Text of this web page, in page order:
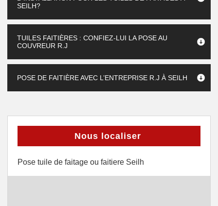
SEILH?
TUILES FAITIÈRES : CONFIEZ-LUI LA POSE AU
COUVREUR R.J
POSE DE FAITIÈRE AVEC L’ENTREPRISE R.J À SEILH
Nous localiser
Pose tuile de faitage ou faitiere Seilh